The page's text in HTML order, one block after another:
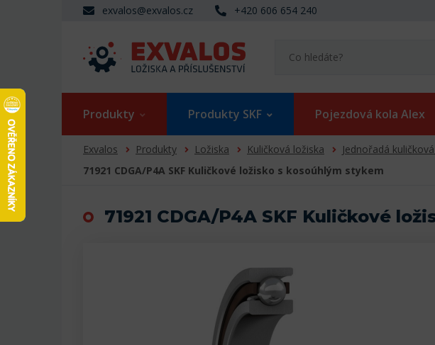
exvalos@exvalos.cz +420 606 654 240
Produkty Produkty SKF Pojezdová kola Alex
Exvalos Produkty Ložiska Kuličková ložiska
Jednořadá
71921 CDGA/P4A SKF Kuličkové ložisko s kosoúhlým stykem
71921 CDGA/P4A SKF Kuličkové